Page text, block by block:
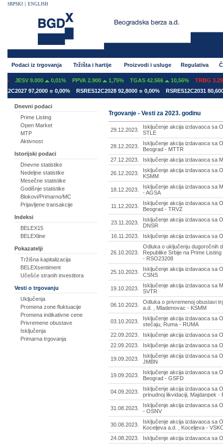
SRPSKI ENGLISH
Podaci iz trgovanja Tržišta i hartije Proizvodi i usluge Regulativa
JESV 9.000 0,01% PPVA 2.900 1,75% TGAS 42.566 10,56% TRBG 3.293
-
97,2000
0,00% RSRES12C2028 92,8000 0,00% RSRES12C2031 80,6000
Dnevni podaci
Prime Listing
Open Market
MTP
Aktivnost
Istorijski podaci
Dnevne statistike
Nedeljne statistike
Mesečne statistike
Godišnje statistike
Blokovi/Primarno/MC
Prijavljene transakcije
Indeksi
BELEX15
BELEXline
Pokazatelji
Tržišna kapitalizacija
BELEXsentiment
Učešće stranih investitora
Vesti o trgovanju
Uključenja
Promena zone fluktuacije
Promena indikativne cene
Privremene obustave
Isključenja
Primarna trgovanja
Trgovanje - Vesti za 2023. godinu
29.12.2023.
Isključenje akcija izdavaoca sa
STLE
28.12.2023.
Isključenje akcija izdavaoca sa
Beograd - MTTR
27.12.2023.
Isključenje akcija izdavaoca sa
26.12.2023.
Isključenje akcija izdavaoca sa
KSMM
18.12.2023.
Isključenje akcija izdavaoca sa
- AGSA
11.12.2023.
Isključenje akcija izdavaoca sa
Beograd - TRVZ
23.11.2023.
Isključenje akcija izdavaoca sa
DNSR
16.11.2023.
Isključenje akcija izdavaoca sa
26.10.2023.
Odluka o uključenju dugoročnih
Republike Srbije na Prime
- RSO23208
25.10.2023.
Isključenje akcija izdavaoca sa
CSNS
19.10.2023.
Isključenje akcija izdavaoca sa
SVTR
06.10.2023.
Odluka o privremenoj obustavi
a.d. , Mladenovac - KSMM
03.10.2023.
Isključenje akcija izdavaoca sa
stečaju, Ruma - RUMA
22.09.2023.
Isključenje akcija izdavaoca sa
22.09.2023.
Isključenje akcija izdavaoca sa
19.09.2023.
Isključenje akcija izdavaoca sa
JMBN
19.09.2023.
Isključenje akcija izdavaoca sa
Beograd - GSFD
04.09.2023.
Isključenje akcija izdavaoca sa
prinudnoj likvidaciji, Majdanpek -
31.08.2023.
Isključenje akcija izdavaoca sa
- OSNV
30.08.2023.
Isključenje akcija izdavaoca sa
Koceljeva a.d. , Koceljeva -
24.08.2023.
Isključenje akcija izdavaoca sa